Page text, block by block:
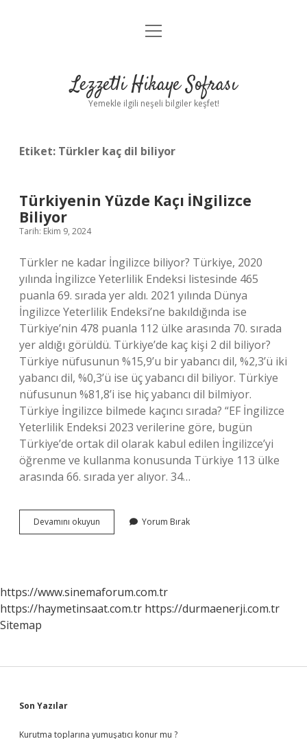
Anasayfa
Yasal Uyarı
menüyü
Lezzetli Hikaye Sofrası
Yemekle ilgili neşeli bilgiler keşfet!
Etiket: Türkler kaç dil biliyor
Türkiyenin Yüzde Kaçı İNgilizce
Biliyor
Tarih: Ekim 9, 2024
Türkler ne kadar İngilizce biliyor? Türkiye, 2020
yılında İngilizce Yeterlilik Endeksi listesinde 465
puanla 69. sırada yer aldı. 2021 yılında Dünya
İngilizce Yeterlilik Endeksi’ne bakıldığında ise
Türkiye’nin 478 puanla 112 ülke arasında 70. sırada
yer aldığı görüldü. Türkiye’de kaç kişi 2 dil biliyor?
Türkiye nüfusunun %15,9’u bir yabancı dil, %2,3’ü iki
yabancı dil, %0,3’ü ise üç yabancı dil biliyor. Türkiye
nüfusunun %81,8’i ise hiç yabancı dil bilmiyor.
Türkiye İngilizce bilmede kaçıncı sırada? “EF İngilizce
Yeterlilik Endeksi 2023 verilerine göre, bugün
Türkiye’de ortak dil olarak kabul edilen İngilizce’yi
öğrenme ve kullanma konusunda Türkiye 113 ülke
arasında 66. sırada yer alıyor. 34…
Devamını okuyun Türkiyenin
Yüzde
Yorum Bırak
https://www.sinemaforum.com.tr
https://haymetinsaat.com.tr https://durmaenerji.com.tr
Sitemap
Sidebar
Son Yazılar
Kurutma toplarına yumuşatıcı konur mu ?